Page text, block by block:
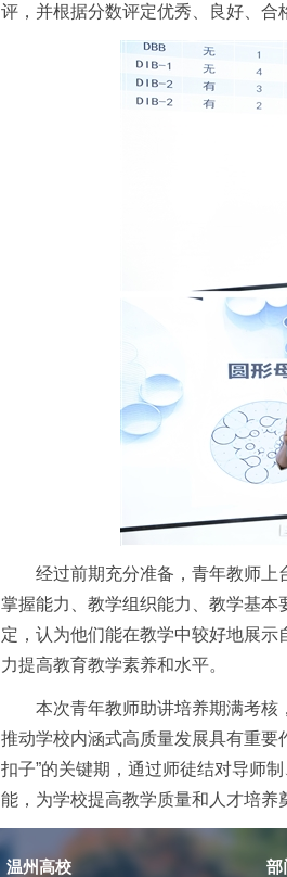
评，并根据分数评定优秀、良好、合
经过前期充分准备，青年教师上
掌握能力、教学组织能力、教学基
定，认为他们能在教学中较好地展
力提高教育教学素养和水平。
本次青年教师助讲培养期满考核
推动学校内涵式高质量发展具有重要
扣子”的关键期，通过师徒结对导师
能，为学校提高教学质量和人才培养
温州高校 部